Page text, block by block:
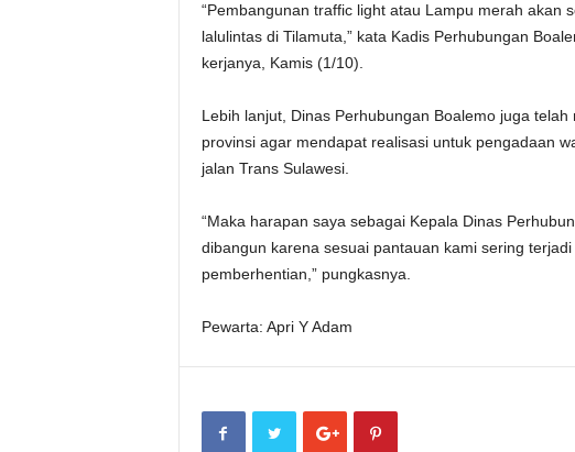
“Pembangunan traffic light atau Lampu merah akan
lalulintas di Tilamuta,” kata Kadis Perhubungan
kerjanya, Kamis (1/10).
Lebih lanjut, Dinas Perhubungan Boalemo juga
provinsi agar mendapat realisasi untuk pengadaan
jalan Trans Sulawesi.
“Maka harapan saya sebagai Kepala Dinas
dibangun karena sesuai pantauan kami sering
pemberhentian,” pungkasnya.
Pewarta: Apri Y Adam